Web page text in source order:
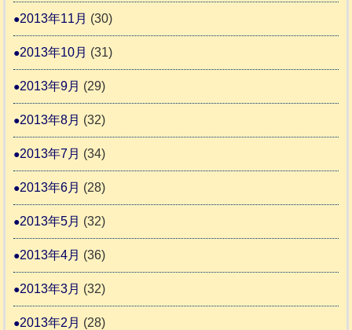
2013年11月 (30)
2013年10月 (31)
2013年9月 (29)
2013年8月 (32)
2013年7月 (34)
2013年6月 (28)
2013年5月 (32)
2013年4月 (36)
2013年3月 (32)
2013年2月 (28)